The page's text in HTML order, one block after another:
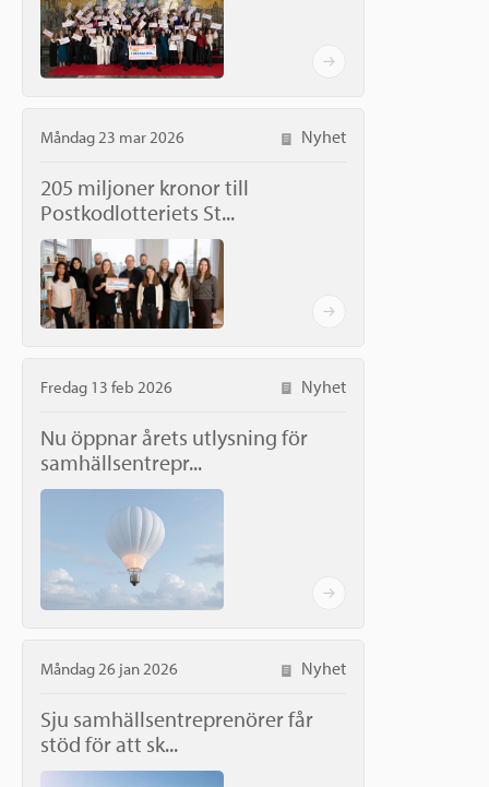
Måndag 23 mar 2026 Nyhet
205 miljoner kronor till
Postkodlotteriets St...
Fredag 13 feb 2026 Nyhet
Nu öppnar årets utlysning för
samhällsentrepr...
Måndag 26 jan 2026 Nyhet
Sju samhällsentreprenörer får
stöd för att sk...